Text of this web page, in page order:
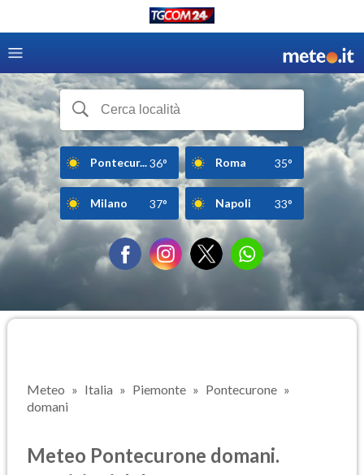
Pontecur...36° Roma 35°
Milano 37° Napoli 33°
Meteo Italia Piemonte
Pontecurone
domani
Meteo Pontecurone domani.